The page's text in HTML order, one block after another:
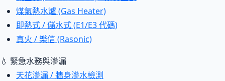
煤氣熱水爐 (Gas Heater)
即熱式 / 儲水式 (E1/E3 代碼)
真火 / 樂信 (Rasonic)
💧 緊急水務與滲漏
天花滲漏 / 牆身滲水檢測